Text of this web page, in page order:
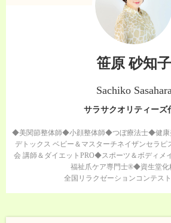
笹原 砂知子
Sachiko Sasahara
サラサクオリティーズ
◆美関節整体師◆小顔整体師◆つぼ療法士◆健康
デトックス ベビー＆マスターチネイザンセラ
会 講師＆ダイエットPRO◆スポーツ＆ボディ
福祉爪ケア専門士®◆資生堂化
全国リラクゼーションコンテス